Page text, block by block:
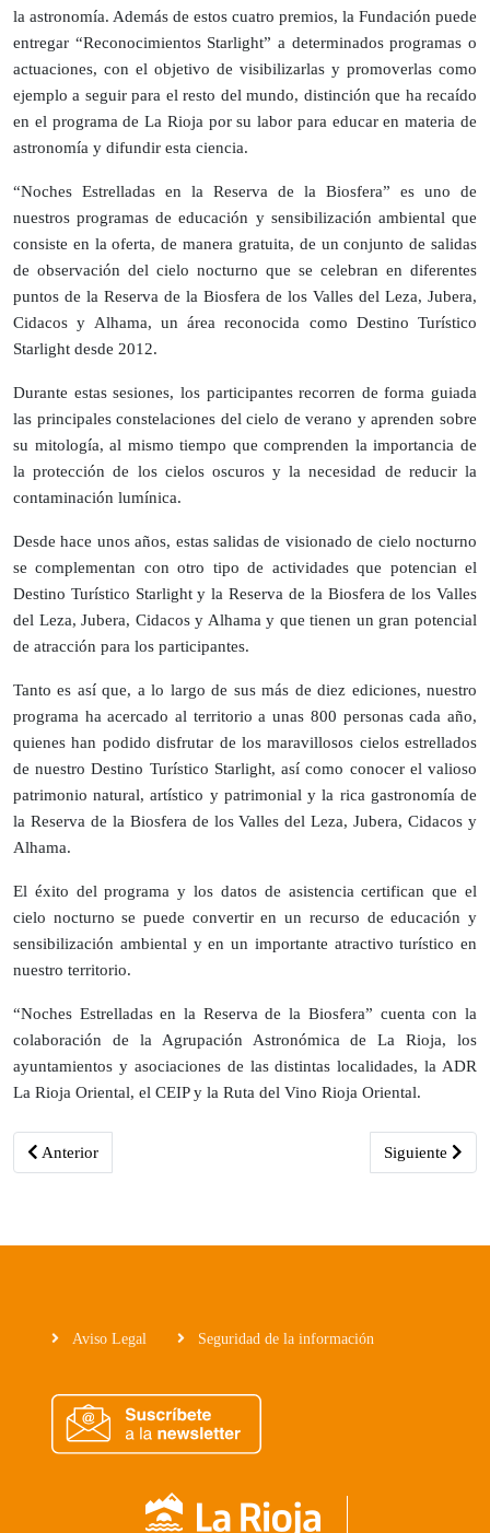
la astronomía. Además de estos cuatro premios, la Fundación puede
entregar “Reconocimientos Starlight” a determinados programas o
actuaciones, con el objetivo de visibilizarlas y promoverlas como
ejemplo a seguir para el resto del mundo, distinción que ha recaído
en el programa de La Rioja por su labor para educar en materia de
astronomía y difundir esta ciencia.
“Noches Estrelladas en la Reserva de la Biosfera” es uno de
nuestros programas de educación y sensibilización ambiental que
consiste en la oferta, de manera gratuita, de un conjunto de salidas
de observación del cielo nocturno que se celebran en diferentes
puntos de la Reserva de la Biosfera de los Valles del Leza, Jubera,
Cidacos y Alhama, un área reconocida como Destino Turístico
Starlight desde 2012.
Durante estas sesiones, los participantes recorren de forma guiada
las principales constelaciones del cielo de verano y aprenden sobre
su mitología, al mismo tiempo que comprenden la importancia de
la protección de los cielos oscuros y la necesidad de reducir la
contaminación lumínica.
Desde hace unos años, estas salidas de visionado de cielo nocturno
se complementan con otro tipo de actividades que potencian el
Destino Turístico Starlight y la Reserva de la Biosfera de los Valles
del Leza, Jubera, Cidacos y Alhama y que tienen un gran potencial
de atracción para los participantes.
Tanto es así que, a lo largo de sus más de diez ediciones, nuestro
programa ha acercado al territorio a unas 800 personas cada año,
quienes han podido disfrutar de los maravillosos cielos estrellados
de nuestro Destino Turístico Starlight, así como conocer el valioso
patrimonio natural, artístico y patrimonial y la rica gastronomía de
la Reserva de la Biosfera de los Valles del Leza, Jubera, Cidacos y
Alhama.
El éxito del programa y los datos de asistencia certifican que el
cielo nocturno se puede convertir en un recurso de educación y
sensibilización ambiental y en un importante atractivo turístico en
nuestro territorio.
“Noches Estrelladas en la Reserva de la Biosfera” cuenta con la
colaboración de la Agrupación Astronómica de La Rioja, los
ayuntamientos y asociaciones de las distintas localidades, la ADR
La Rioja Oriental, el CEIP y la Ruta del Vino Rioja Oriental.
Artículo anterior: La Dirección General de Medio Natural y
Anterior Artículo
Siguiente
Aviso Legal Seguridad de la información